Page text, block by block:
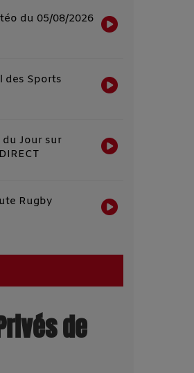
Ma Météo du 05/08/2026
des Sports
du Jour sur
Rugby
de